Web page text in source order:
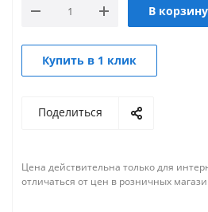
В корзину
Купить в 1 клик
Поделиться
Цена действительна только для
отличаться от цен в розничных